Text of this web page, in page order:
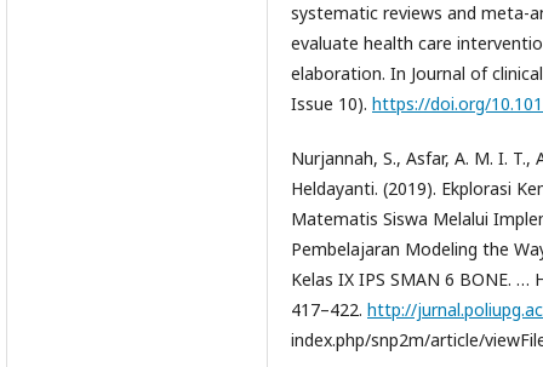
systematic reviews and meta-
evaluate health care
elaboration. In Journal of
Issue 10). https://doi.org/
Nurjannah, S., Asfar, A. M. I. T.,
Heldayanti. (2019). Ekplorasi
Matematis Siswa Melalui
Pembelajaran Modeling the
Kelas IX IPS SMAN 6 BONE. …
417–422. http://
index.php/snp2m/article/